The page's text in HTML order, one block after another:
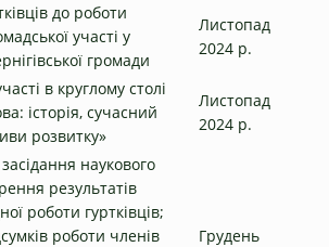
до роботи
участі у
громади
Листопад
2024 р.
в круглому столі
історія, сучасний
розвитку»
Листопад
2024 р.
наукового
результатів
роботи гуртківців;
роботи членів
Грудень